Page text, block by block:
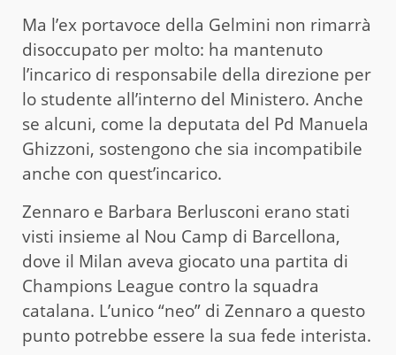
Ma l’ex portavoce della Gelmini non rimarrà
disoccupato per molto: ha mantenuto
l’incarico di responsabile della direzione per
lo studente all’interno del Ministero. Anche
se alcuni, come la deputata del Pd Manuela
Ghizzoni, sostengono che sia incompatibile
anche con quest’incarico.
Zennaro e Barbara Berlusconi erano stati
visti insieme al Nou Camp di Barcellona,
dove il Milan aveva giocato una partita di
Champions League contro la squadra
catalana. L’unico “neo” di Zennaro a questo
punto potrebbe essere la sua fede interista.